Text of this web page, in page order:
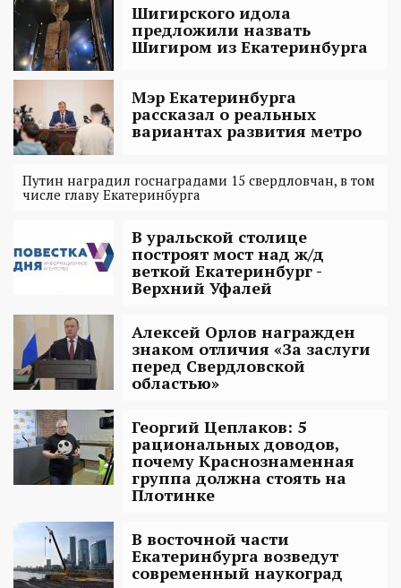
Шигирского идола
предложили назвать
Шигиром из Екатеринбурга
Мэр Екатеринбурга
рассказал о реальных
вариантах развития метро
Путин наградил госнаградами 15 свердловчан, в том
числе главу Екатеринбурга
В уральской столице
построят мост над ж/д
веткой Екатеринбург -
Верхний Уфалей
Алексей Орлов награжден
знаком отличия «За заслуги
перед Свердловской
областью»
Георгий Цеплаков: 5
рациональных доводов,
почему Краснознаменная
группа должна стоять на
Плотинке
В восточной части
Екатеринбурга возведут
современный наукоград